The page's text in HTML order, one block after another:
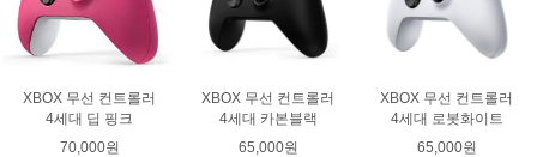
XBOX 무선 컨트롤러
4세대 딥 핑크
70,000원
XBOX 무선 컨트롤러
4세대 카본블랙
65,000원
XBOX 무선 컨트롤러
4세대 로봇화이트
65,000원